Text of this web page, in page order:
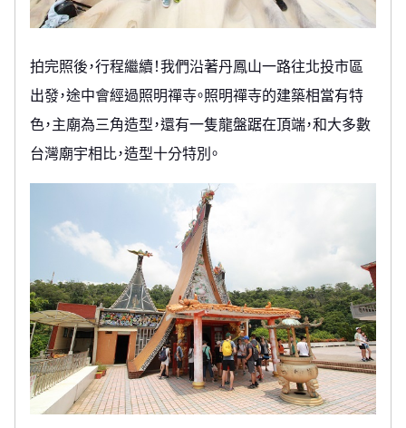
拍完照後，行程繼續！我們沿著丹鳳山一路往北投市區
出發，途中會經過照明禪寺。照明禪寺的建築相當有特
色，主廟為三角造型，還有一隻龍盤踞在頂端，和大多數
台灣廟宇相比，造型十分特別。